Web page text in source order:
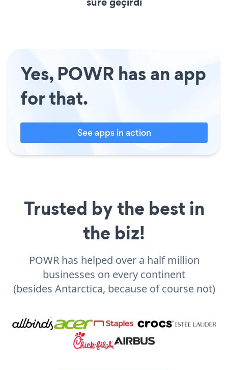
Yes, POWR has an app
for that.
See apps in action
Trusted by the best in
the biz!
POWR has helped over a half million
businesses on every continent
(besides Antarctica, because of course not)